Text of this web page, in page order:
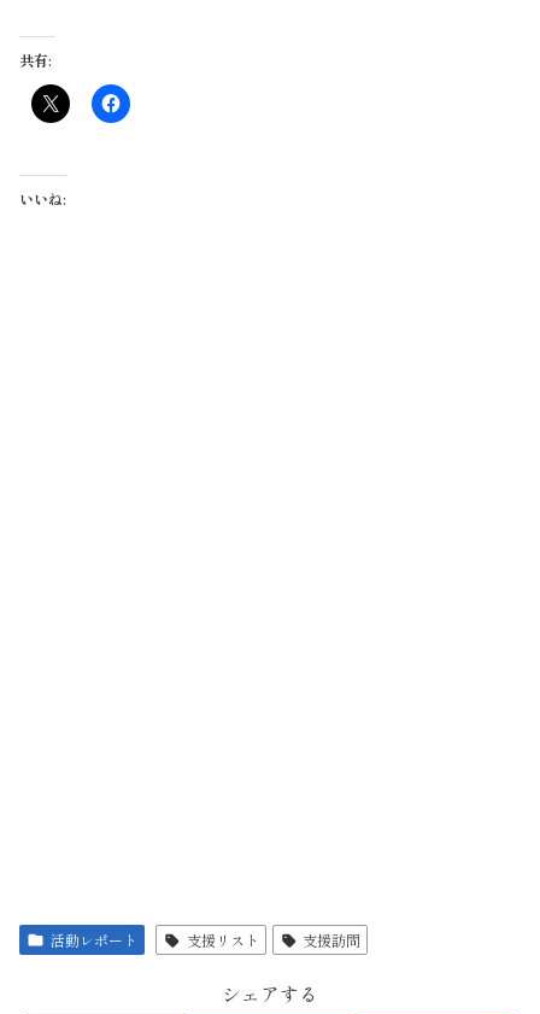
共有:
いいね:
活動レポート 支援リスト 支援訪問
シェアする